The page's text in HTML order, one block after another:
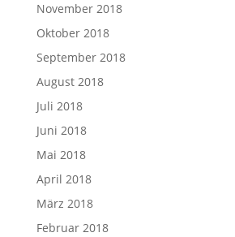
November 2018
Oktober 2018
September 2018
August 2018
Juli 2018
Juni 2018
Mai 2018
April 2018
März 2018
Februar 2018